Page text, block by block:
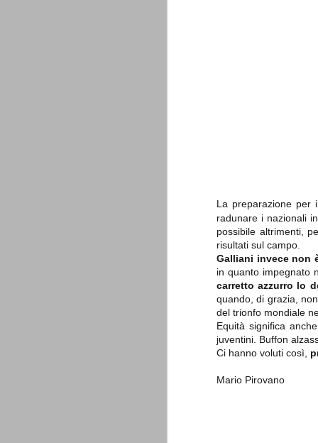
La preparazione per
radunare i nazionali
possibile altrimenti,
risultati sul campo.
Galliani invece non
in quanto impegnato
carretto azzurro lo
quando, di grazia,
del trionfo mondiale
Equità significa
juventini. Buffon
Ci hanno voluti così,
Mario Pirovano
La Juve meno italiana
Sulle implicazioni anche
relativi criteri di compilazione),
7 (alcuni dei quali utilizzati poco o
che sono italiani invece solo 2 dei 10
combinato un granché, ritrova la